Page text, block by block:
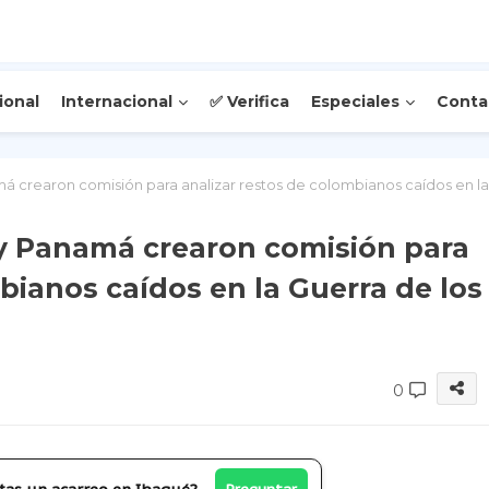
Internacional ✅ Verifica Especiales
crearon comisión para analizar restos de colombianos caídos en la
Panamá crearon comisión para
caídos en la Guerra de los
0